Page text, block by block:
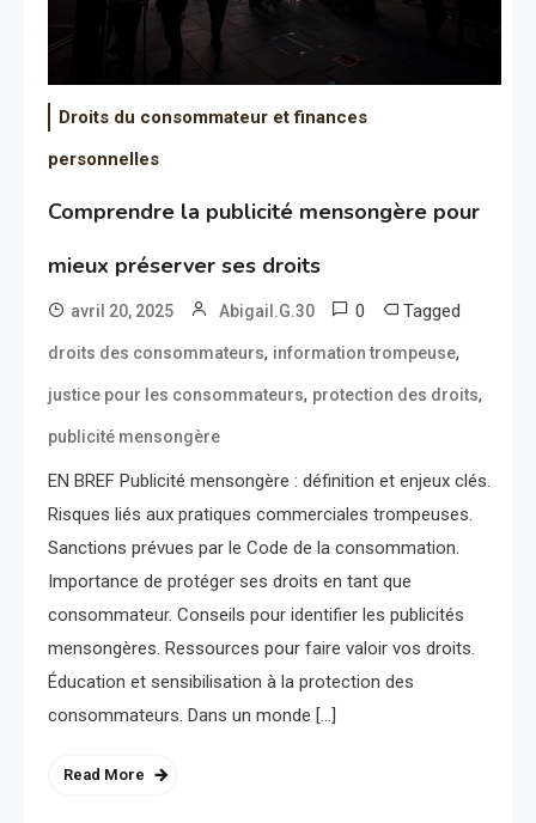
Droits du consommateur et finances
personnelles
Comprendre la publicité mensongère pour
mieux préserver ses droits
avril 20, 2025 Abigail.G.30 0 Tagged
droits des consommateurs, information trompeuse,
justice pour les consommateurs, protection des droits,
publicité mensongère
EN BREF Publicité mensongère : définition et enjeux clés.
Risques liés aux pratiques commerciales trompeuses.
Sanctions prévues par le Code de la consommation.
Importance de protéger ses droits en tant que
consommateur. Conseils pour identifier les publicités
mensongères. Ressources pour faire valoir vos droits.
Éducation et sensibilisation à la protection des
consommateurs. Dans un monde […]
Read More